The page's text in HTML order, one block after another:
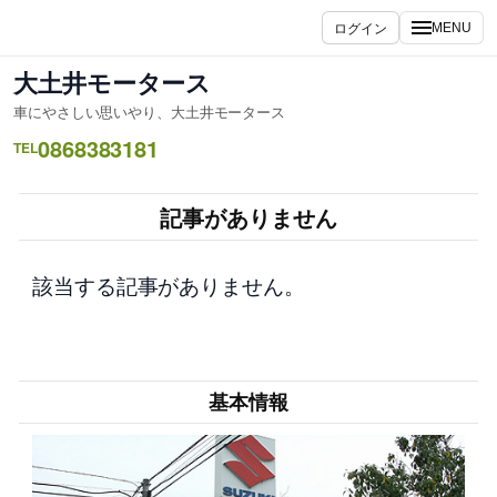
ス
キ
ッ
ログイン MENU
大土井モータース
車にやさしい思いやり、大土井モータース
TEL0868383181
記事がありません
該当する記事がありません。
基本情報